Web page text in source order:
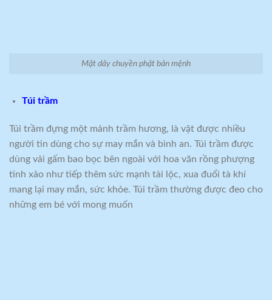
Mặt dây chuyền phật bản mệnh
Túi trầm
Túi trầm đựng một mảnh trầm hương, là vật được nhiều
người tin dùng cho sự may mắn và bình an. Túi trầm được
dùng vải gấm bao bọc bên ngoài với hoa văn rồng phượng
tinh xảo như tiếp thêm sức mạnh tài lộc, xua đuổi tà khí
mang lại may mắn, sức khỏe. Túi trầm thường được đeo cho
những em bé với mong muốn